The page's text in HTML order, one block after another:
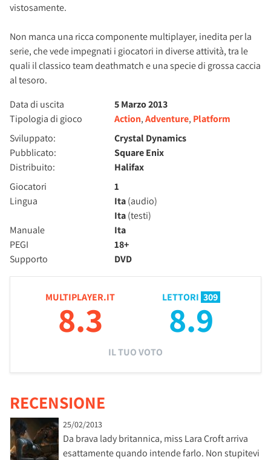
vistosamente.
Non manca una ricca componente multiplayer, inedita per la
serie, che vede impegnati i giocatori in diverse attività, tra le
quali il classico team deathmatch e una specie di grossa caccia
al tesoro.
Data di uscita
5 Marzo 2013
Tipologia di gioco
Action,Adventure, Platform
Sviluppato:
Crystal Dynamics
Pubblicato:
Square Enix
Distribuito:
Halifax
Giocatori
1
Lingua
Ita(audio)
Ita(testi)
Manuale
Ita
PEGI
18+
Supporto
DVD
MULTIPLAYER.IT
8.3
LETTORI 309
8.9
IL TUO VOTO
RECENSIONE
25/02/2013
Da brava lady britannica, miss Lara Croft arriva
esattamente quando intende farlo. Non stupitevi